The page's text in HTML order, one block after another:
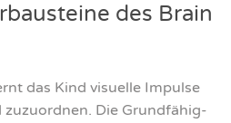
des Brain
das Kind visu­el­le Impul­se
zuzu­ord­nen. Die Grund­fä­hig­